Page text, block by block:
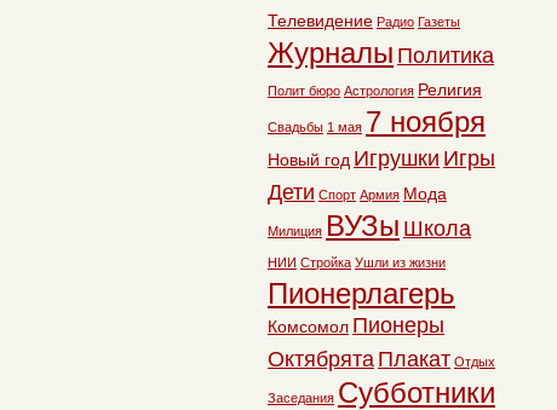
Телевидение Радио Газеты
Журналы Политика
Полит бюро Астрология Религия
Свадьбы 1 мая 7 ноября
Новый год Игрушки Игры
Дети Спорт Армия Мода
Милиция ВУЗы Школа
НИИ Стройка Ушли из жизни
Пионерлагерь
Комсомол Пионеры
Октябрята Плакат Отдых
Заседания Субботники